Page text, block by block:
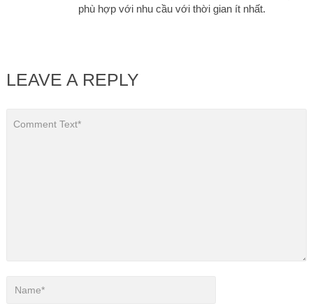
phù hợp với nhu cầu với thời gian ít nhất.
LEAVE A REPLY